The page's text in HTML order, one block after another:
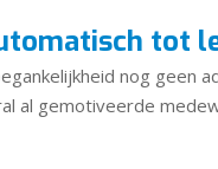
tot
nog geen
al gemotiveerde